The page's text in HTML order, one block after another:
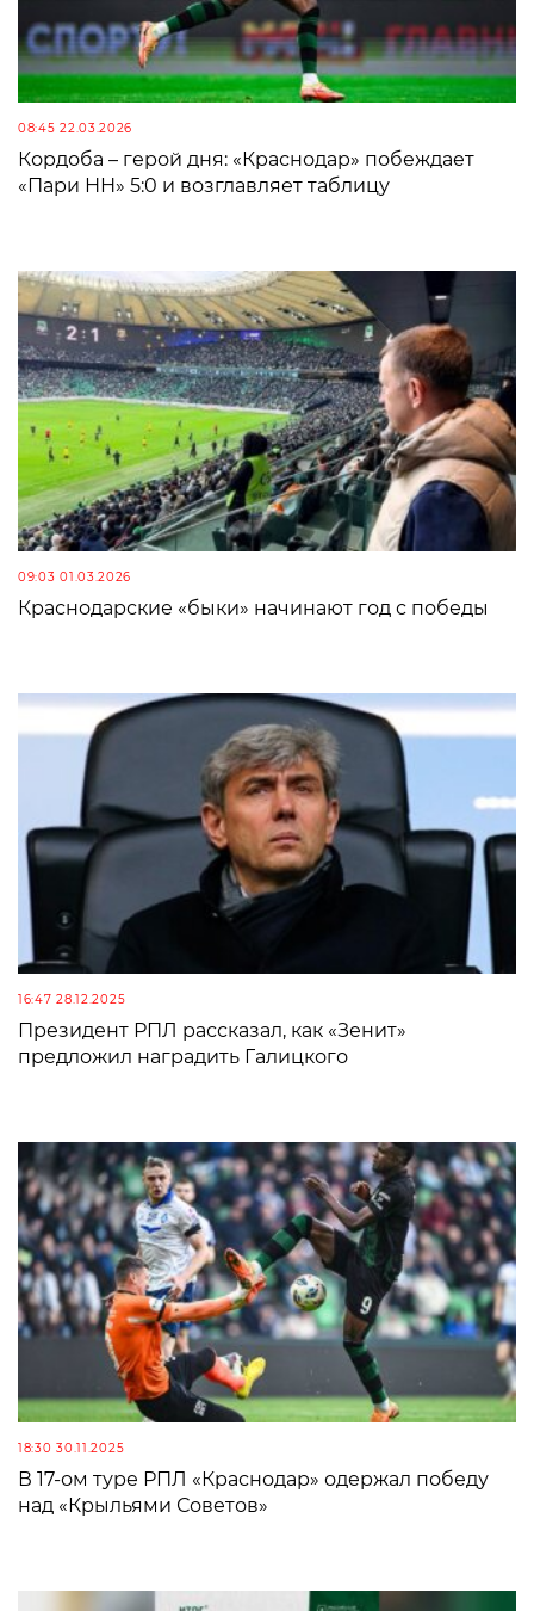
08:45 22.03.2026
Кордоба – герой дня: «Краснодар» побеждает
«Пари НН» 5:0 и возглавляет таблицу
09:03 01.03.2026
Краснодарские «быки» начинают год с победы
16:47 28.12.2025
Президент РПЛ рассказал, как «Зенит»
предложил наградить Галицкого
18:30 30.11.2025
В 17-ом туре РПЛ «Краснодар» одержал победу
над «Крыльями Советов»